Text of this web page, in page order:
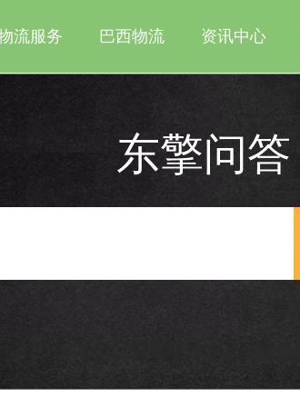
流服务 巴西物流 资讯中心
东擎问答